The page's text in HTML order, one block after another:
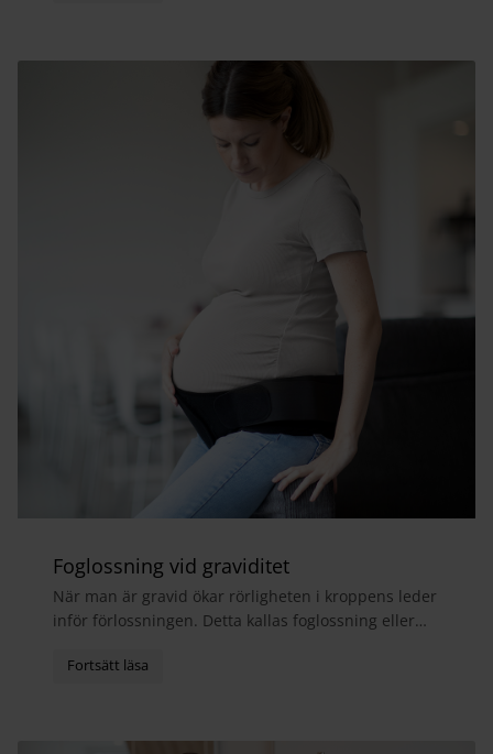
Foglossning vid graviditet
När man är gravid ökar rörligheten i kroppens leder
inför förlossningen. Detta kallas foglossning eller